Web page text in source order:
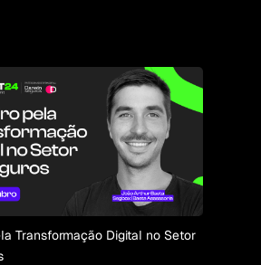
Transformação Digital no Setor